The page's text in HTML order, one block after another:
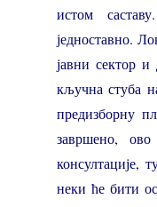
истом
једноставно.
јавни сектор
кључна стуба
предизборну
завршено,
консултације,
неки ће бити